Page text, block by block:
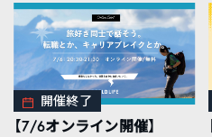
開催終了
【7/6オンライン開催】